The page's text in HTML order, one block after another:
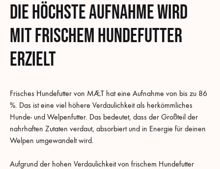
Die höchste Aufnahme wird
mit frischem Hundefutter
erzielt
Frisches Hundefutter von MÆT hat eine Aufnahme von bis zu 86
%. Das ist eine viel höhere Verdaulichkeit als herkömmliches
Hunde- und Welpenfutter. Das bedeutet, dass der Großteil der
nahrhaften Zutaten verdaut, absorbiert und in Energie für deinen
Welpen umgewandelt wird.
Aufgrund der hohen Verdaulichkeit von frischem Hundefutter